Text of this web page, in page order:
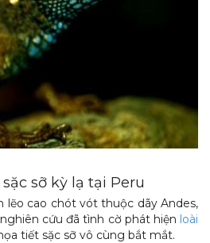
sỡ kỳ lạ tại Peru
lẽo cao chót vót thuộc dãy Andes,
cứu đã tình cờ phát hiện loài
tiết sặc sỡ vô cùng bắt mắt.